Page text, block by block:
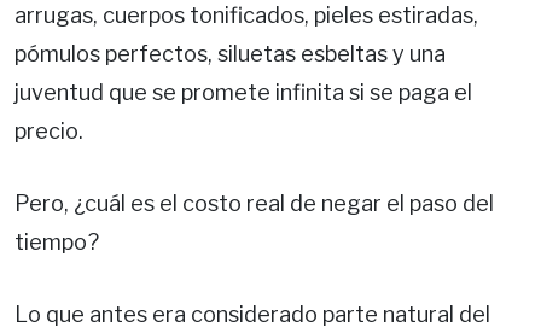
arrugas, cuerpos tonificados, pieles estiradas,
pómulos perfectos, siluetas esbeltas y una
juventud que se promete infinita si se paga el
precio.
Pero, ¿cuál es el costo real de negar el paso del
tiempo?
Lo que antes era considerado parte natural del